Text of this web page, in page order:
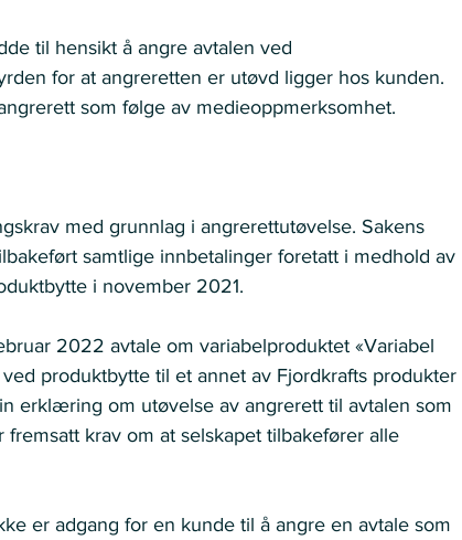
til hensikt å angre avtalen ved
for at angreretten er utøvd ligger hos kunden.
som følge av medieoppmerksomhet.
med grunnlag i angrerettutøvelse. Sakens
samtlige innbetalinger foretatt i medhold av
i november 2021.
2022 avtale om variabelproduktet «Variabel
produktbytte til et annet av Fjordkrafts produkter
erklæring om utøvelse av angrerett til avtalen som
krav om at selskapet tilbakefører alle
er adgang for en kunde til å angre en avtale som